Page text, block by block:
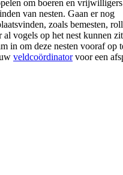
om boeren en
van nesten. Gaan er nog
zoals bemesten,
al vogels op het nest kunnen
in om deze nesten vooraf op
veldcoördinatorvoor een